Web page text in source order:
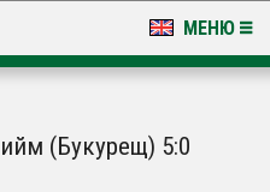
МЕНЮ
(Букурещ) 5:0